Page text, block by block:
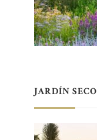
JARDÍN SECO